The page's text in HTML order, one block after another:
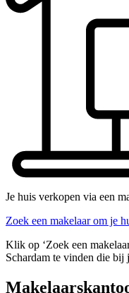
Je huis verkopen via een
Zoek een makelaar om je
Klik op ‘Zoek een
Schardam te vinden die bij